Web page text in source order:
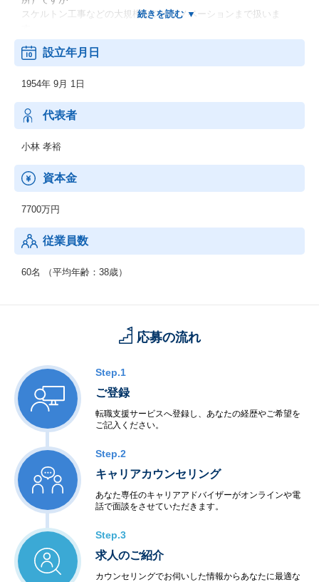
スケルトン工事などの大規模なフルリノベーションまで扱いま
毎年1,000～1,500件の実績
埼玉県や越谷市発注の公共工事の給排水衛生設備、空調換気設備
をはじめとした管工事で数多くの実績を残しています。
1,000万～数億円規模の工事を取り扱います。
施工実績：
埼玉スタジアム、
越谷市新庁舎 等
設立年月日
1954年 9月 1日
代表者
小林 孝裕
資本金
7700万円
従業員数
60名 （平均年齢：38歳）
応募の流れ
Step.1
ご登録
転職支援サービスへ登録し、あなたの経歴やご希望を
ご記入ください。
Step.2
キャリアカウンセリング
あなた専任のキャリアアドバイザーがオンラインや電
話で面談をさせていただきます。
Step.3
求人のご紹介
カウンセリングでお伺いした情報からあなたに最適な